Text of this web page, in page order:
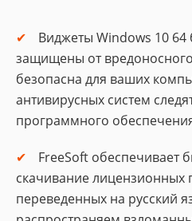
Виджеты Windows 10
защищены от
безопасна для ваших
антивирусных систем
программного
FreeSoft обеспечивает
скачивание
переведенных на русский